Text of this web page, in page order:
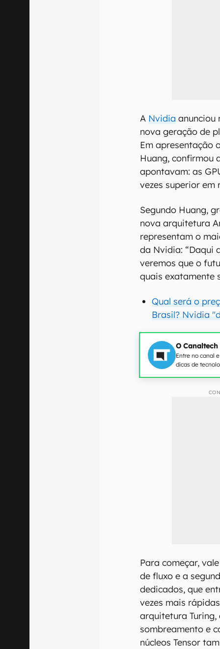
A Nvidia anunciou
nova geração de
Em apresentação
Huang, confirmou
apontavam: as
vezes superior em
Segundo Huang,
nova arquitetura
representam o
da Nvidia: “Daqui
veremos que o
quais exatamente
Qual será o
Brasil? Nvidia
O
Entre no canal
dicas de
Para começar,
de fluxo e a
dedicados, que
vezes mais
arquitetura
sombreamento e
núcleos Tensor